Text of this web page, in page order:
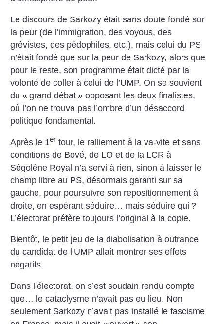
Le discours de Sarkozy était sans doute fondé sur
la peur (de l’immigration, des voyous, des
grévistes, des pédophiles, etc.), mais celui du PS
n’était fondé que sur la peur de Sarkozy, alors que
pour le reste, son programme était dicté par la
volonté de coller à celui de l’UMP. On se souvient
du « grand débat » opposant les deux finalistes,
où l’on ne trouva pas l’ombre d’un désaccord
politique fondamental.
Après le 1er tour, le ralliement à la va-vite et sans
conditions de Bové, de LO et de la LCR à
Ségolène Royal n’a servi à rien, sinon à laisser le
champ libre au PS, désormais garanti sur sa
gauche, pour poursuivre son repositionnement à
droite, en espérant séduire… mais séduire qui ?
L’électorat préfère toujours l’original à la copie.
Bientôt, le petit jeu de la diabolisation à outrance
du candidat de l’UMP allait montrer ses effets
négatifs.
Dans l’électorat, on s’est soudain rendu compte
que… le cataclysme n’avait pas eu lieu. Non
seulement Sarkozy n’avait pas installé le fascisme